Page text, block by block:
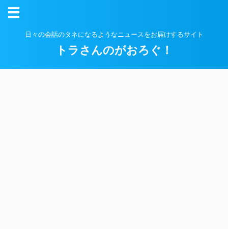
日々の会話のタネになるようなニュースをお届けするサイト
トラさんのがおろぐ！